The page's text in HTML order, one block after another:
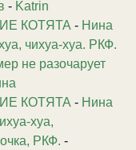
- Katrin
КОТЯТА - Нина
чихуа-хуа. РКФ.
не разочарует
КОТЯТА - Нина
хуа,
РКФ. -